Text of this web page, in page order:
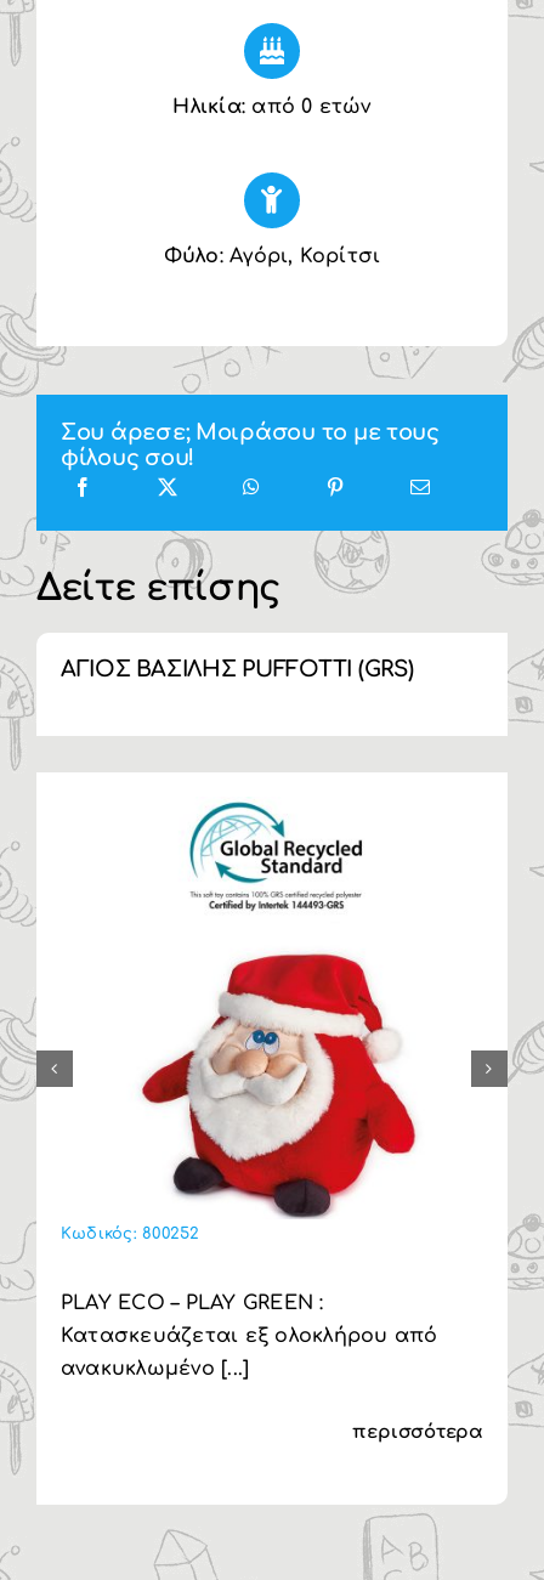
Ηλικία: από 0 ετών
Φύλο: Αγόρι, Κορίτσι
Σου άρεσε; Μοιράσου το με τους
φίλους σου!
Δείτε επίσης
ΑΓΙΟΣ ΒΑΣΙΛΗΣ PUFFOTTI (GRS)
Κωδικός:800252
PLAY ECO – PLAY GREEN :
Κατασκευάζεται εξ ολοκλήρου από
ανακυκλωμένο [...]
περισσότερα